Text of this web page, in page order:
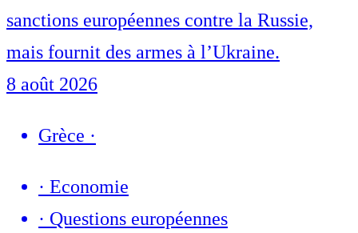
sanctions européennes contre la Russie,
mais fournit des armes à l’Ukraine.
8 août 2026
Grèce ·
· Economie
· Questions européennes